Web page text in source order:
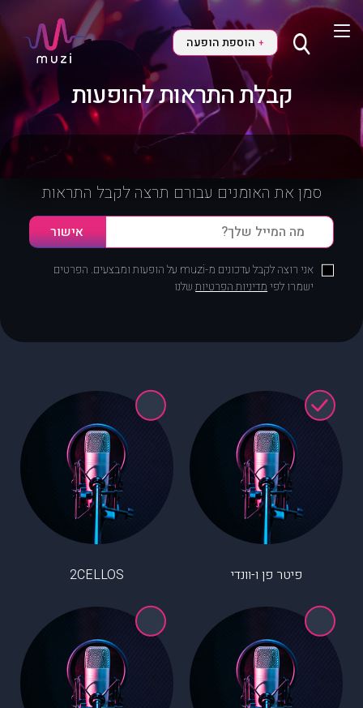
+ הוספת הופעה
קבלת התראות להופעות
סמן את האומנים עבורם תרצה לקבל התראות
אני רוצה לקבל עדכונים מ-muzi על הופעות ומבצעים. הפרטים
ישמרו לפימדיניות הפרטיותשלנו
פיטר פן ו-וונדי 2CELLOS